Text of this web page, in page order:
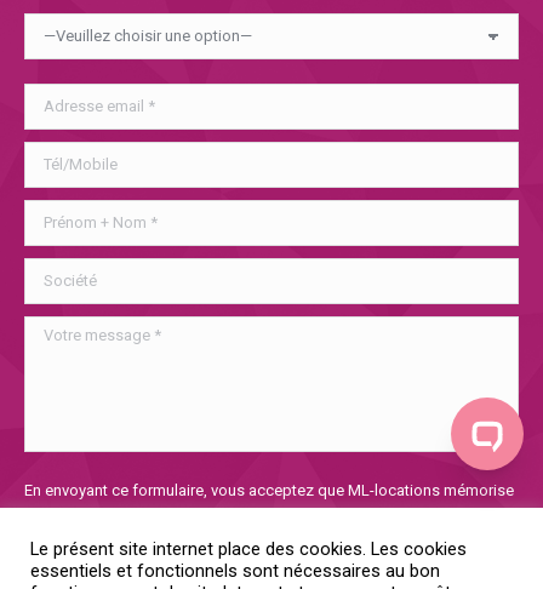
laisser
champ
vide.
En envoyant ce formulaire, vous acceptez que ML-locations mémorise
vous voulez en savoir plus sur notre politique de confidentialité, vous
la trouverezici
Le présent site internet place des cookies. Les cookies
essentiels et fonctionnels sont nécessaires au bon